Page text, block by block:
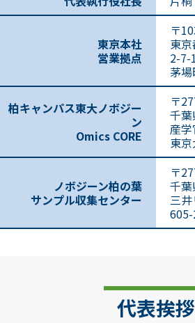
東京本社
営業拠点
〒
東
2-7-
茅
柏キャンパス東大ノボジー
ン
Omics CORE
〒
千
産
東
ノボジーン柏の葉
サンプル収集センター
〒
千
三井
代表挨拶